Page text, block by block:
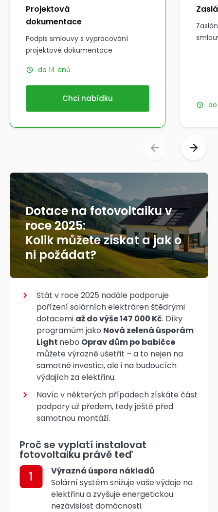
Projektová
dokumentace
Podpis smlouvy s vypracování
projektové dokumentace
do 14 dnů
Chci nabídku
Dotace na fotovoltaiku v
roce 2025:
Kolik můžete získat a jak o
ni požádat?
Stát v roce 2025 nadále podporuje
pořízení solárních elektráren štědrými
dotacemi až do výše 147 000 Kč. Díky
programům jako Nová zelená úsporám
Light nebo Oprav dům po babičce
můžete výrazně ušetřit – a to nejen na
samotné investici, ale i na budoucích
výdajích za elektřinu.
Navíc v některých případech získáte část
podpory už předem, tedy ještě před
samotnou montáží.
Proč se vyplatí instalovat
fotovoltaiku právě teď
Výrazná úspora nákladů
Solární systém snižuje vaše výdaje na
elektřinu a zvyšuje energetickou
nezávislost domácnosti.